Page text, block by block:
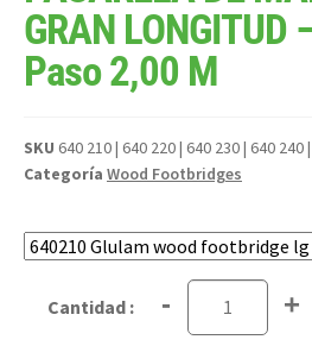
GRAN LONGITUD
Paso 2,00 M
SKU 640 210 | 640 220 | 640 230 | 640 240
Categoría Wood Footbridges
- +